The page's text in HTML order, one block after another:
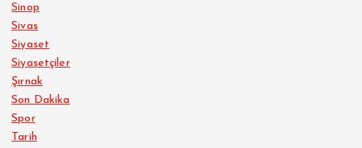
Sinop
Sivas
Siyaset
Siyasetçiler
Şırnak
Son Dakika
Spor
Tarih